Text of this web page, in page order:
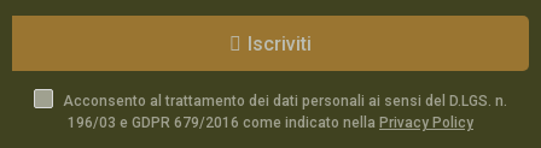
Iscriviti
Acconsento al trattamento dei dati personali ai sensi del D.LGS. n.
196/03 e GDPR 679/2016 come indicato nella Privacy Policy